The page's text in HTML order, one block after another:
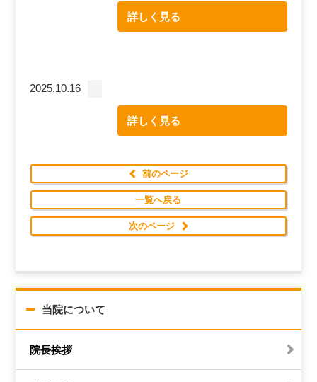
詳しく見る
2025.10.16
詳しく見る
前のページ
一覧へ戻る
次のページ
当院について
院長挨拶